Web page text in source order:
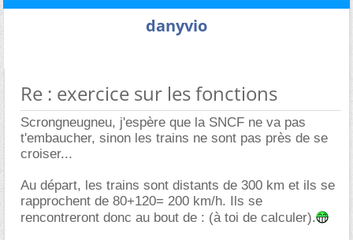
danyvio
Re : exercice sur les fonctions
Scrongneugneu, j'espère que la SNCF ne va pas
t'embaucher, sinon les trains ne sont pas près de se
croiser...
Au départ, les trains sont distants de 300 km et ils se
rapprochent de 80+120= 200 km/h. Ils se
rencontreront donc au bout de : (à toi de calculer).